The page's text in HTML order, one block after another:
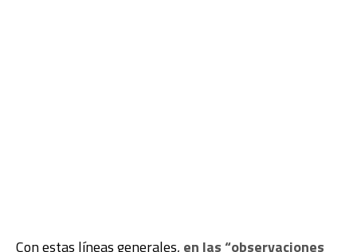
Con estas líneas generales, en las “observaciones